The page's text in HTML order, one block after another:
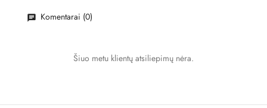
Komentarai (0)
Šiuo metu klientų atsiliepimų nėra.